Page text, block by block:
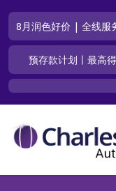
8月润色好价 | 全线服
预存款计划丨最高